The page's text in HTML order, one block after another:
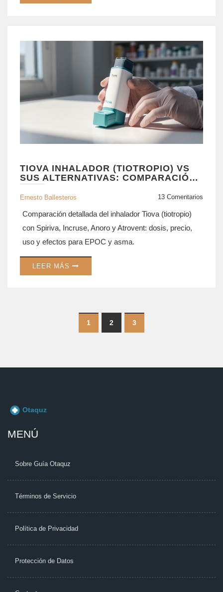
TIOVA INHALADOR (TIOTROPIO) VS
SUS ALTERNATIVAS: COMPARACIÓN
COMPLETA
Ernesto Ballesteros 13 Comentarios
Comparación detallada del inhalador Tiova (tiotropio)
con Spiriva, Incruse, Anoro y Atrovent: dosis, precio,
uso y efectos para EPOC y asma.
LEER MÁS
1 2 3
MENÚ
Sobre Guía Otaquz
Términos de Servicio
Política de Privacidad
Protección de Datos